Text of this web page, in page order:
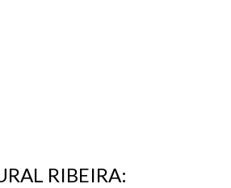
RIBEIRA: